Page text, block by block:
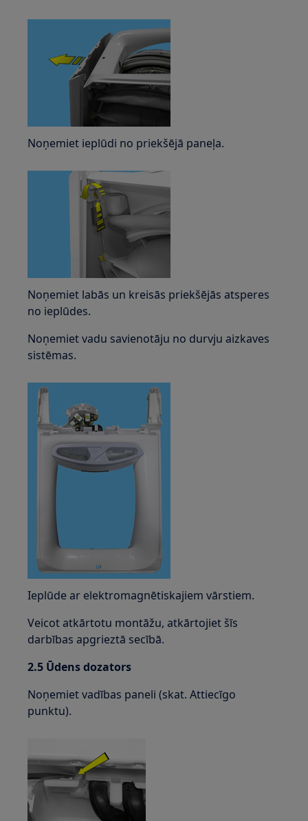
Noņemiet ieplūdi no priekšējā paneļa.
Noņemiet labās un kreisās priekšējās atsperes
no ieplūdes.
Noņemiet vadu savienotāju no durvju aizkaves
sistēmas.
Ieplūde ar elektromagnētiskajiem vārstiem.
Veicot atkārtotu montāžu, atkārtojiet šīs
darbības apgrieztā secībā.
2.5 Ūdens dozators
Noņemiet vadības paneli (skat. Attiecīgo
punktu).